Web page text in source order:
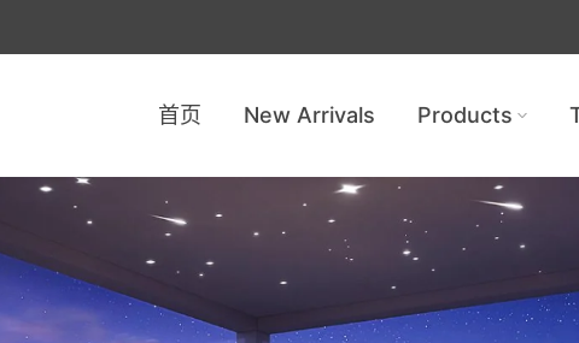
首页 New Arrivals Products